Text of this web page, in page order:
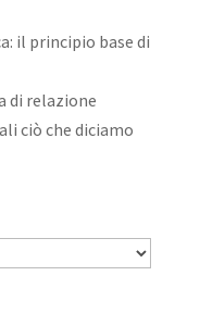
il principio base di
di relazione
ciò che diciamo